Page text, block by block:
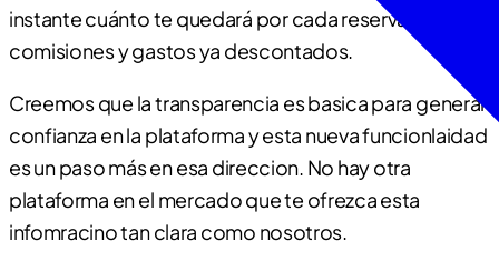
instante cuánto te quedará por cada reserva, con
comisiones y gastos ya descontados.
Creemos que la transparencia es basica para generar
confianza en la plataforma y esta nueva funcionlaidad
es un paso más en esa direccion. No hay otra
plataforma en el mercado que te ofrezca esta
infomracino tan clara como nosotros.